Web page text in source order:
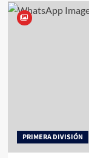
PRIMERA DIVISIÓN